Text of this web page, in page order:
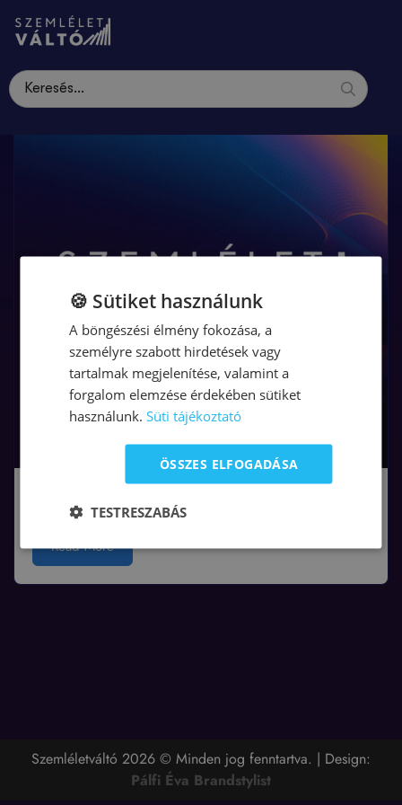
Read More
Szemléletváltó 2026 © Minden jog fenntartva. | Design:
Pálfi Éva Brandstylist
🍪 Sütiket használunk
A böngészési élmény fokozása, a
személyre szabott hirdetések vagy
tartalmak megjelenítése, valamint a
forgalom elemzése érdekében sütiket
használunk. Süti tájékoztató
ÖSSZES ELFOGADÁSA
TESTRESZABÁS